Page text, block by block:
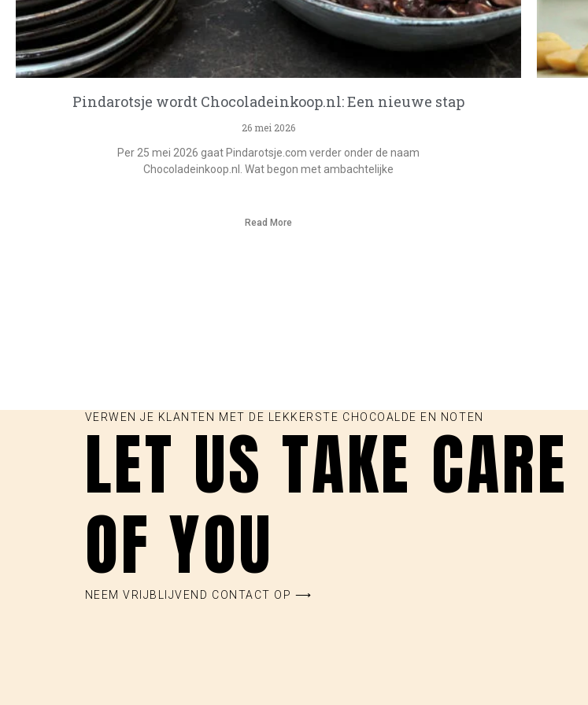
Pindarotsje wordt Chocoladeinkoop.nl: Een nieuwe stap
26 mei 2026
Per 25 mei 2026 gaat Pindarotsje.com verder onder de naam
Chocoladeinkoop.nl. Wat begon met ambachtelijke
Read More
VERWEN JE KLANTEN MET DE LEKKERSTE CHOCOALDE EN NOTEN
LET US TAKE CARE
OF YOU
NEEM VRIJBLIJVEND CONTACT OP ⟶